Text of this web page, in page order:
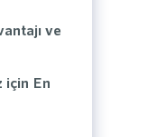
ve
için En